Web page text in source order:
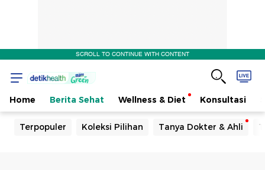
SCROLL TO CONTINUE WITH CONTENT
Home Berita Sehat Wellness & Diet Konsultasi
Terpopuler Koleksi Pilihan Tanya Dokter & Ahli